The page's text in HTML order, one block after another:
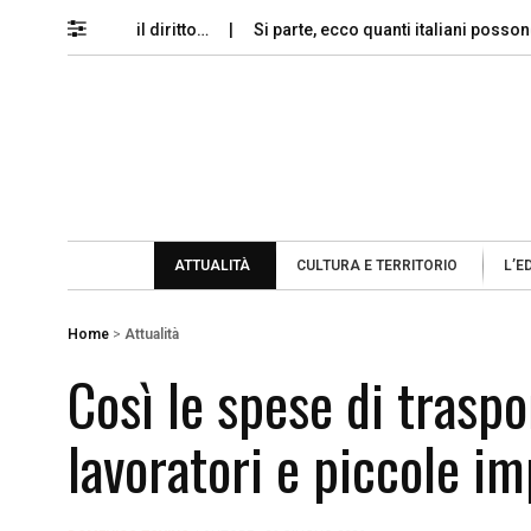
e il diritto… Si parte, ecco quanti italiani possono
ATTUALITÀ CULTURA E TERRITORIO
Home > Attualità
Così le spese di
lavoratori e piccole